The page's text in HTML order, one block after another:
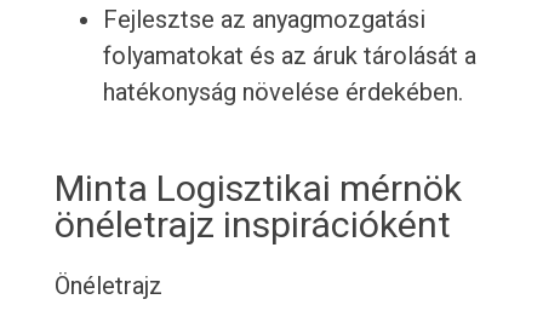
Fejlesztse az anyagmozgatási
folyamatokat és az áruk tárolását a
hatékonyság növelése érdekében.
Minta Logisztikai mérnök
önéletrajz inspirációként
Önéletrajz